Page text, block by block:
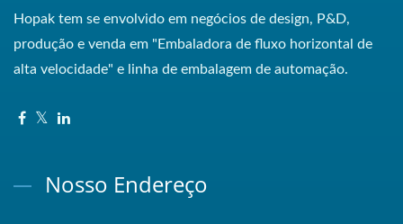
Hopak tem se envolvido em negócios de design, P&D,
produção e venda em "Embaladora de fluxo horizontal de
alta velocidade" e linha de embalagem de automação.
Nosso Endereço